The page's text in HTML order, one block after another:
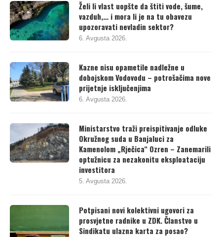
Želi li vlast uopšte da štiti vode, šume,
vazduh,… i mora li je na tu obavezu
upozoravati nevladin sektor?
6. Avgusta 2026.
Kazne nisu opametile nadležne u
dobojskom Vodovodu – potrošačima nove
prijetnje isključenjima
6. Avgusta 2026.
Ministarstvo traži preispitivanje odluke
Okružnog suda u Banjaluci za
Kamenolom „Rječica“ Ozren – Zanemarili
optužnicu za nezakonitu eksploataciju
investitora
5. Avgusta 2026.
Potpisani novi kolektivni ugovori za
prosvjetne radnike u ZDK. Članstvo u
Sindikatu ulazna karta za posao?